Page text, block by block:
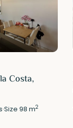
Costa,
·Size98 m2